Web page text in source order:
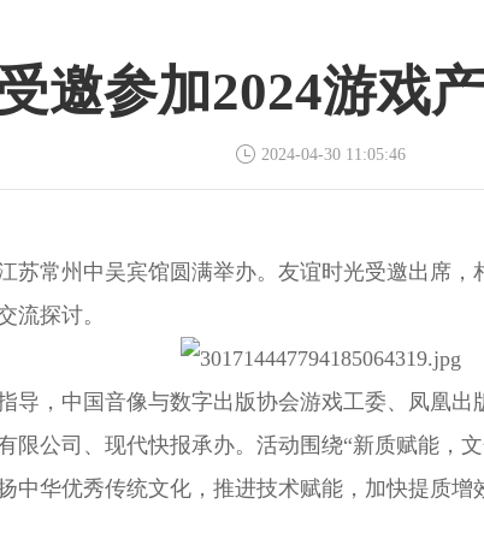
邀参加2024游戏
2024-04-30 11:05:46
苏常州中吴宾馆圆满举办。友谊时光受邀出席
流探讨。
导，中国音像与数字出版协会游戏工委、凤凰
限公司、现代快报承办。活动围绕“新质赋能，
中华优秀传统文化，推进技术赋能，加快提质